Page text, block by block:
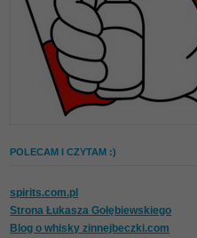
POLECAM I CZYTAM :)
spirits.com.pl
Strona Łukasza Gołębiewskiego
Blog o whisky zinnejbeczki.com